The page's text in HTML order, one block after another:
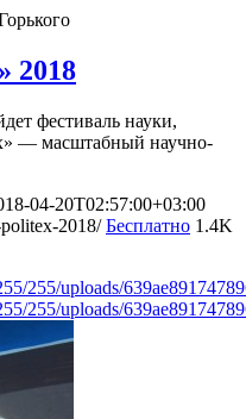
2018
фестиваль науки,
— масштабный научно-
04-20T02:57:00+03:00
2018/ Бесплатно 1.4K
255/uploads/
255/uploads/